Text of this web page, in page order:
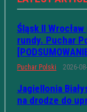
Śląsk II
rundy. Puchar
Puchar Polski 2026-
Jagiellonia
na drodze do